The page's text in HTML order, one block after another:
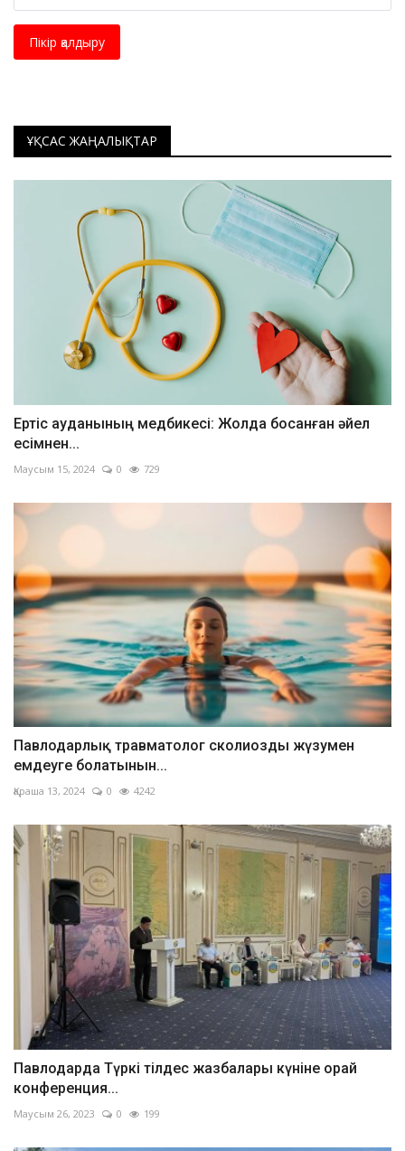
Пікір қалдыру
ҰҚСАС ЖАҢАЛЫҚТАР
Ертіс ауданының медбикесі: Жолда босанған әйел
есімнен...
Маусым 15, 2024 0 729
Павлодарлық травматолог сколиозды жүзумен
емдеуге болатынын...
Қараша 13, 2024 0 4242
Павлодарда Түркі тілдес жазбалары күніне орай
конференция...
Маусым 26, 2023 0 199